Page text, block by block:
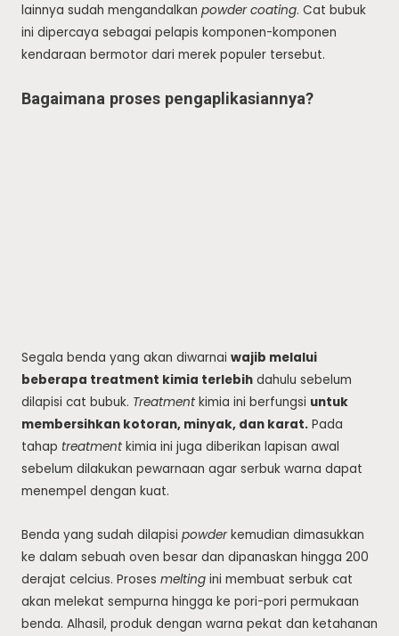
lainnya sudah mengandalkan powder coating. Cat bubuk
ini dipercaya sebagai pelapis komponen-komponen
kendaraan bermotor dari merek populer tersebut.
Bagaimana proses pengaplikasiannya?
Segala benda yang akan diwarnai wajib melalui
beberapa treatment kimia terlebihdahulu sebelum
dilapisi cat bubuk. Treatment kimia ini berfungsi untuk
membersihkan kotoran, minyak, dan karat.Pada
tahap treatmentkimia ini juga diberikan lapisan awal
sebelum dilakukan pewarnaan agar serbuk warna dapat
menempel dengan kuat.
Benda yang sudah dilapisi powderkemudian dimasukkan
ke dalam sebuah oven besar dan dipanaskan hingga 200
derajat celcius. Proses melting ini membuat serbuk cat
akan melekat sempurna hingga ke pori-pori permukaan
benda. Alhasil, produk dengan warna pekat dan ketahanan